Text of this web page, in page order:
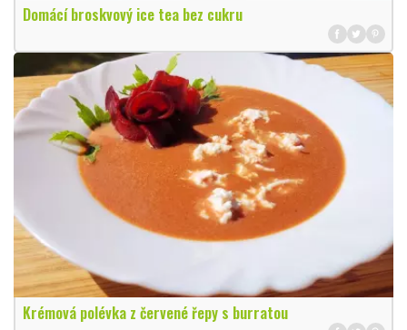
Domácí broskvový ice tea bez cukru
Krémová polévka z červené řepy s burratou